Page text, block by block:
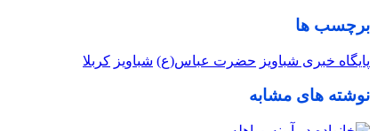
برچسب ها
پایگاه خبری شباویز حضرت عباس(ع) شباویز کربلا
نوشته های مشابه